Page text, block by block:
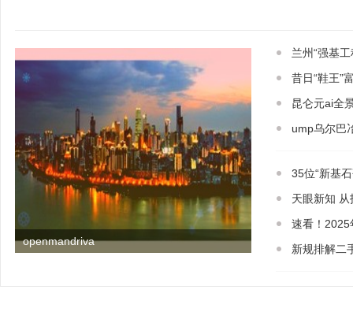
openmandriva
兰州“强基
昔日“鞋王”
昆仑元ai全
ump乌尔巴
35位“新基
天眼新知
速看！2025
新规排解二